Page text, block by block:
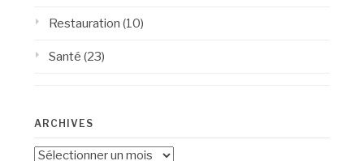
Restauration (10)
Santé (23)
ARCHIVES
Archives